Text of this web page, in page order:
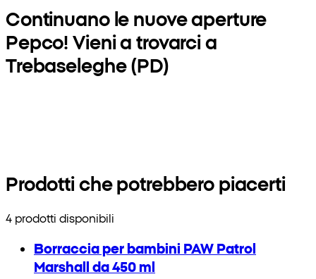
Continuano le nuove aperture
Pepco! Vieni a trovarci a
Trebaseleghe (PD)
Prodotti che potrebbero piacerti
4 prodotti disponibili
Borraccia per bambini PAW Patrol
Marshall da 450 ml